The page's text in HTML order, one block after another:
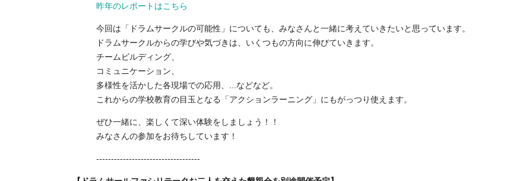
昨年のレポートはこちら
今回は「ドラムサークルの可能性」についても、みなさんと一緒に考えていきたいと思っています。
ドラムサークルからの学びや気づきは、いくつもの方向に伸びていきます。
チームビルディング、
コミュニケーション、
多様性を活かした各現場での応用、...などなど。
これからの学校教育の目玉となる「アクションラーニング」にもがっつり使えます。
ぜひ一緒に、楽しくて深い体験をしましょう！！
みなさんの参加をお待ちしています！
-----------------------------------